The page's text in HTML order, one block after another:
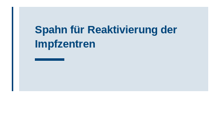
Spahn für Reaktivierung der
Impfzentren